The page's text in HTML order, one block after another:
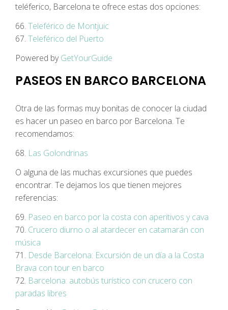
teléferico, Barcelona te ofrece estas dos opciones:
66. Teleférico de Montjuic
67. Teleférico del Puerto
Powered byGetYourGuide
PASEOS EN BARCO BARCELONA
Otra de las formas muy bonitas de conocer la ciudad
es hacer un paseo en barco por Barcelona. Te
recomendamos:
68. Las Golondrinas
O alguna de las muchas excursiones que puedes
encontrar. Te dejamos los que tienen mejores
referencias:
69. Paseo en barco por la costa con aperitivos y cava
70. Crucero diurno o al atardecer en catamarán con
música
71. Desde Barcelona: Excursión de un día a la Costa
Brava con tour en barco
72. Barcelona: autobús turístico con crucero con
paradas libres